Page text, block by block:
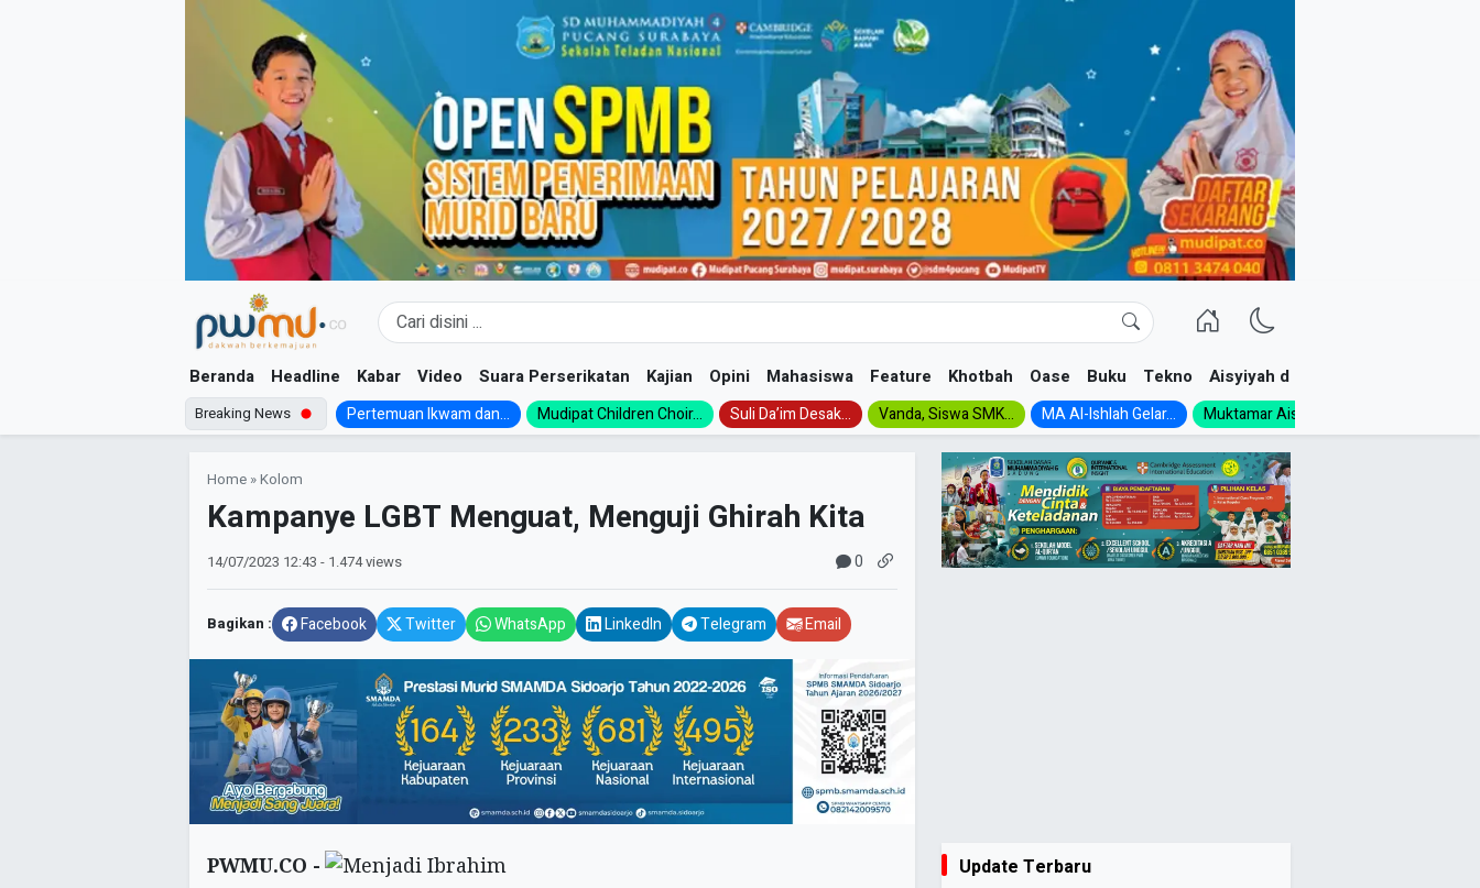
Beranda Headline Kabar Video Suara Perserikatan Kajian Opini Mahasiswa Feature Khotbah Oase Buku Tekno Aisyiyah dan NA
Breaking News Pertemuan Ikwam dan... Mudipat Children Choir... Suli Da’im Desak... Vanda, Siswa SMK... MA Al-Ishlah Gelar... Muktamar Aisyiyah 1926:...
Home »Kolom
Kampanye LGBT Menguat, Menguji Ghirah Kita
14/07/2023 12:43 - 1.474 views 0
Bagikan : Facebook Twitter WhatsApp LinkedIn Telegram Email
PWMU.CO - Update Terbaru